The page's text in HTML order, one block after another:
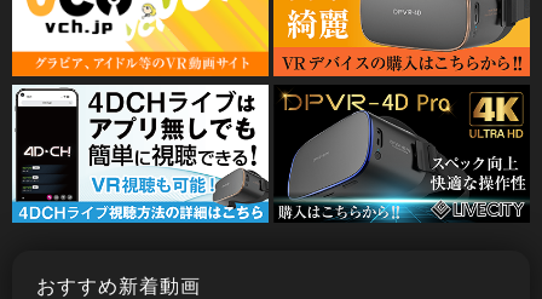
おすすめ新着動画